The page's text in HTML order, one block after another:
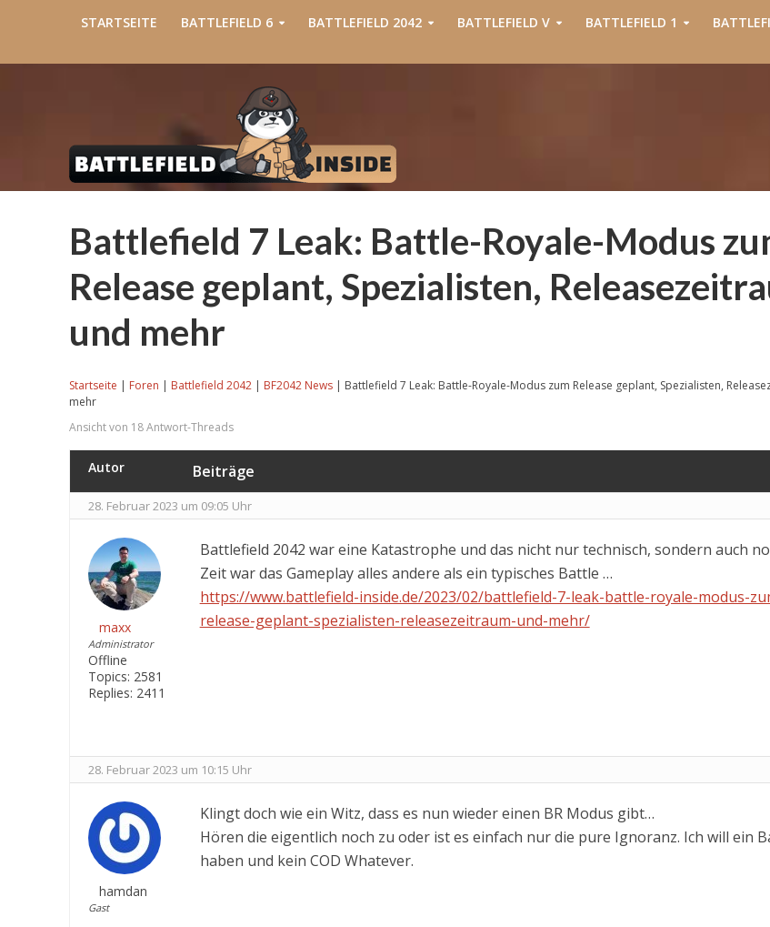
STARTSEITE BATTLEFIELD 6 BATTLEFIELD 2042 BATTLEFIELD V BATTLEFIELD 1
Battlefield 7 Leak: Battle-Royale-Modus
Release geplant, Spezialisten,
und mehr
Startseite | Foren | Battlefield 2042 | BF2042 News | Battlefield 7 Leak: Battle-Royale-Modus zum Release geplant, Spezialisten,
mehr
Ansicht von 18 Antwort-Threads
Autor Beiträge
28. Februar 2023 um 09:05 Uhr
maxx
Administrator
Offline
Topics: 2581
Replies: 2411
Battlefield 2042 war eine Katastrophe und das nicht nur technisch, sondern auch
Zeit war das Gameplay alles andere als ein typisches Battle …
https://www.battlefield-inside.de/2023/02/battlefield-7-leak-battle-royale-modus-
release-geplant-spezialisten-releasezeitraum-und-mehr/
28. Februar 2023 um 10:15 Uhr
hamdan
Gast
Klingt doch wie ein Witz, dass es nun wieder einen BR Modus gibt…
Hören die eigentlich noch zu oder ist es einfach nur die pure Ignoranz. Ich will ein
haben und kein COD Whatever.